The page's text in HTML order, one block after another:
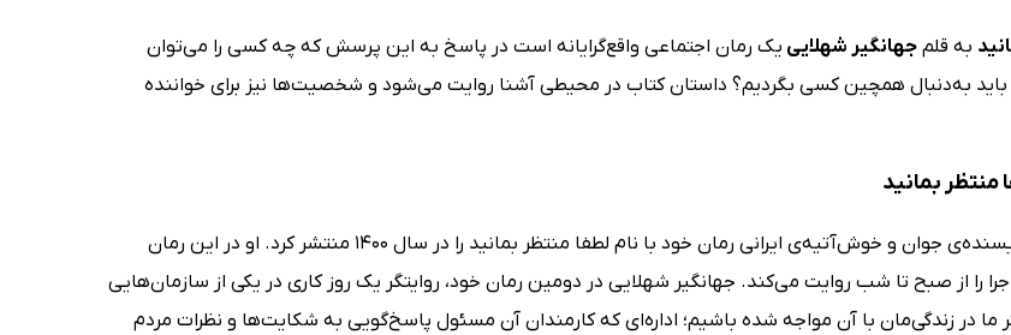
به قلم جهانگیر شهلایی یک رمان اجتماعی واقع‌گرایانه است در پاسخ به این پرسش که چه کسی را می‌توان
باید به‌دنبال همچین کسی بگردیم؟ داستان کتاب در محیطی آشنا روایت می‌شود و شخصیت‌ها نیز برای خواننده
منتظر بمانید
جهانگیر شهلایی نویسنده‌ی جوان و خوش‌آتیه‌ی ایرانی رمان خود با نام لطفا منتظر بمانید را در سال 1400 منتشر کرد. او در این رمان
را از صبح تا شب روایت می‌کند. جهانگیر شهلایی در دومین رمان خود، روایتگر یک روز کاری در یکی از سازمان‌هایی
در زندگی‌مان با آن مواجه شده‌ باشیم؛ اداره‌ای که کارمندان آن مسئول پاسخ‌گویی به شکایت‌ها و نظرات مردم